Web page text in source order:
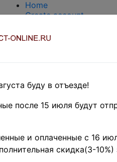
Home
Create account
About Collect-Online
Оценка и покупка
EASY SEARCH
буду в отъезде!
после 15 июля будут
и оплаченные с 16
скидка(3-